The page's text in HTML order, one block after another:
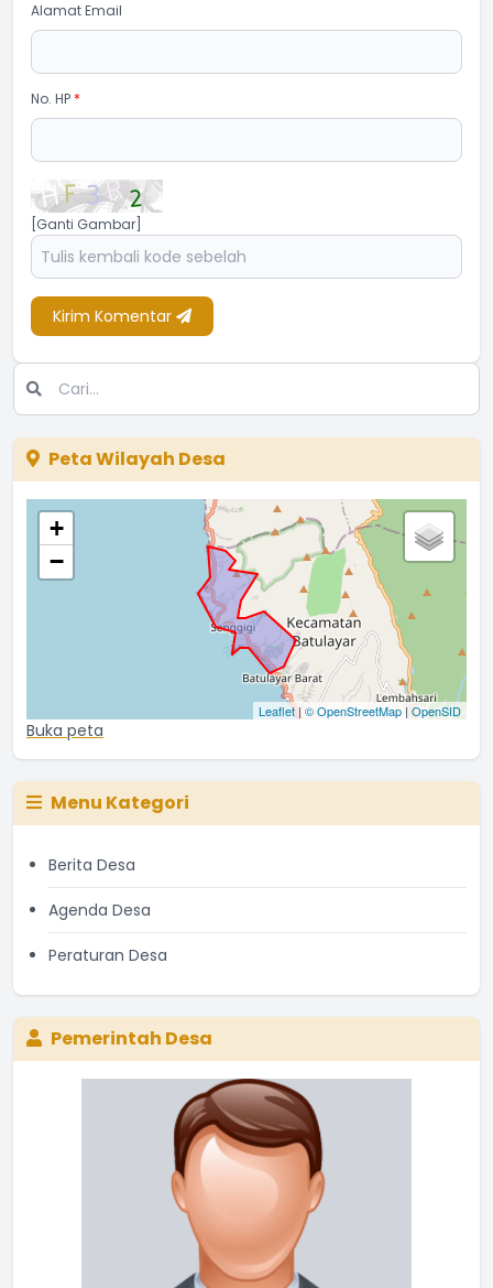
Alamat Email
No. HP *
[Ganti Gambar]
Kirim Komentar
Peta Wilayah Desa
+
−
Leaflet|© OpenStreetMap |OpenSID
Buka peta
Menu Kategori
Berita Desa
Agenda Desa
Peraturan Desa
Pemerintah Desa